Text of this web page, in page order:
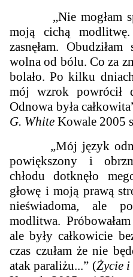
„Nie mogłam
moją cichą
zasnęłam.
wolna od bólu. Co za
bolało. Po kilku
mój wzrok powrócił
Odnowa była
G. White Kowale 2005
„Mój język
powiększony i
chłodu dotknęło
głowę i moją prawą
nieświadoma, ale
modlitwa.
ale były całkowicie
czas czułam że nie
atak paraliżu...” (Życie i